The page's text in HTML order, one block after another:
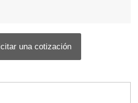
una cotización